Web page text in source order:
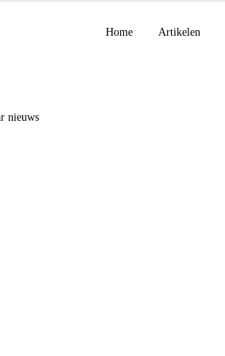
Home Artikelen
nieuws